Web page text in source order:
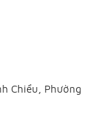
Chiểu, Phường